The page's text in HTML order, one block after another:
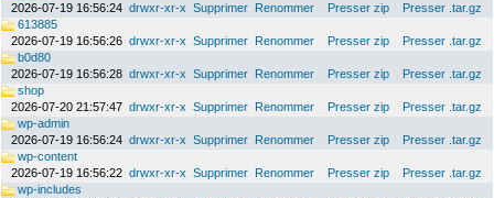
2026-07-19 16:56:24 drwxr-xr-x Supprimer Renommer Presser zip
Presser .tar.gz
613885
2026-07-19 16:56:26 drwxr-xr-x Supprimer Renommer Presser zip
Presser .tar.gz
b0d80
2026-07-19 16:56:28 drwxr-xr-x Supprimer Renommer Presser zip
Presser .tar.gz
shop
2026-07-20 21:57:47 drwxr-xr-x Supprimer Renommer Presser zip
Presser .tar.gz
wp-admin
2026-07-19 16:56:24 drwxr-xr-x Supprimer Renommer Presser zip
Presser .tar.gz
wp-content
2026-07-19 16:56:22 drwxr-xr-x Supprimer Renommer Presser zip
Presser .tar.gz
wp-includes